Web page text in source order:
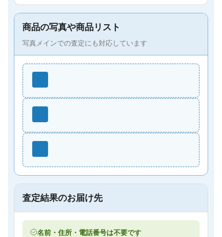
商品の写真や商品リスト
写真メインでの査定にも対応しています
査定結果のお届け先
名前・住所・電話番号は不要です